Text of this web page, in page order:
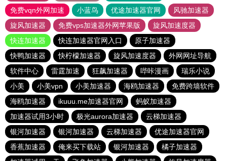
免费vqn外网加速
小蓝鸟 优途加速器官网
风驰加速器
旋风加速器
免费vps加速器外网苹果版
旋风加速度器
快连加速器
快连加速器官网入口
原子加速器
快鸭加速器
快柠檬加速器 旋风加速度器
外网网址导航
软件中心
雷霆加速 狂飙加速器 哔咔漫画
瑞乐小说
小美
小美vpn 小美加速器 海鸥加速器
免费跨墙软件
海鸥加速器
ikuuu.me加速器官网
蚂蚁加速器
加速器试用3小时
极光aurora加速器
云梯加速器
银河加速器
银河加速器 云梯加速器
优途加速器官网
香蕉加速器
俺来买下载站 银河加速器
橘子加速器